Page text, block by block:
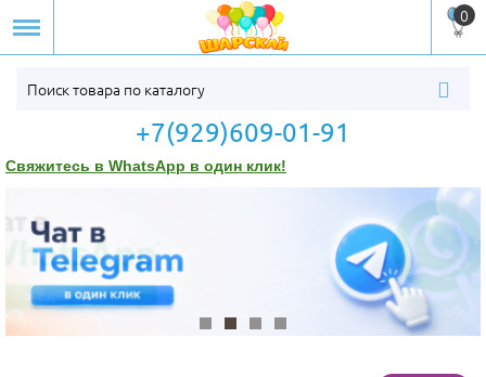
0
+7(929)609-01-91
Свяжитесь в WhatsApp в один клик!